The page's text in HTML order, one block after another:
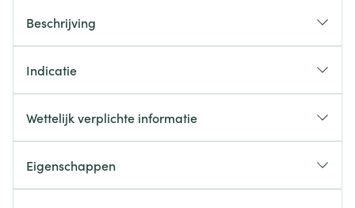
Beschrijving
Indicatie
Wettelijk verplichte informatie
Eigenschappen